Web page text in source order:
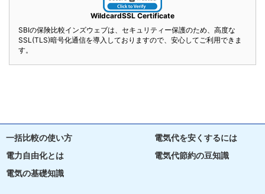
WildcardSSL Certificate
SBIの保険比較インズウェブは、セキュリティー保護のため、高度な
SSL(TLS)暗号化通信を導入しておりますので、安心してご利用できま
す。
一括比較の使い方
電気代を安くするには
電力自由化とは
電気代節約の豆知識
電気の基礎知識